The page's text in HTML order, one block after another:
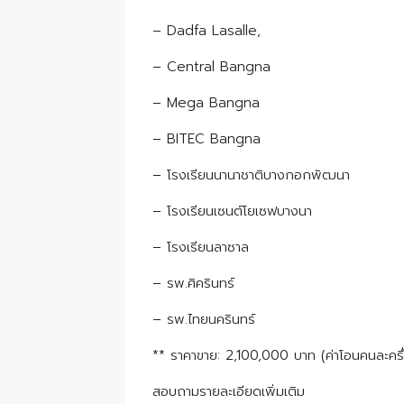
– Dadfa Lasalle,
– Central Bangna
– Mega Bangna
– BITEC Bangna
– โรงเรียนนานาชาติบางกอกพัฒนา
– โรงเรียนเซนต์โยเซฟบางนา
– โรงเรียนลาซาล
– รพ.ศิครินทร์
– รพ.ไทยนครินทร์
** ราคาขาย: 2,100,000 บาท (ค่าโอนคนละค
สอบถามรายละเอียดเพิ่มเติม